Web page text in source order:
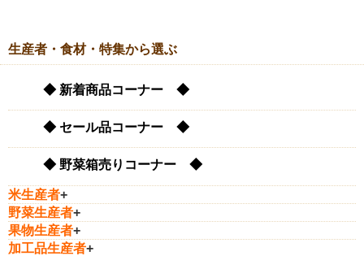
生産者・食材・特集から選ぶ
◆ 新着商品コーナー ◆
◆ セール品コーナー ◆
◆ 野菜箱売りコーナー ◆
米生産者+
野菜生産者+
果物生産者+
加工品生産者+